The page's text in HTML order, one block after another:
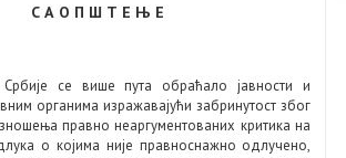
С А О П Ш Т Е Њ Е
се више пута обраћало јавности и
органима изражавајући забринутост због
правно неаргументованих критика на
о којима није правноснажно одлучено,